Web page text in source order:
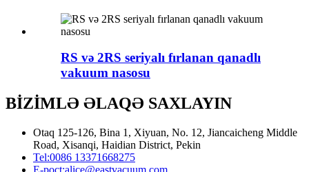
RS və 2RS seriyalı fırlanan qanadlı
vakuum nasosu
BİZİMLƏ ƏLAQƏ SAXLAYIN
Otaq 125-126, Bina 1, Xiyuan, No. 12, Jiancaicheng Middle
Road, Xisanqi, Haidian District, Pekin
Tel:0086 13371668275
E-poçt:alice@eastvacuum.com